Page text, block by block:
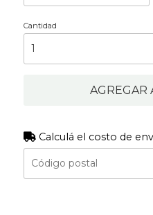
Cantidad
AGREGAR
Calculá el costo de